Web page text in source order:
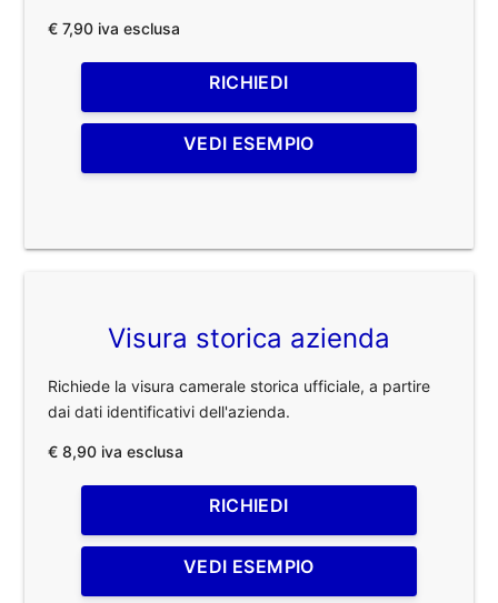
€ 7,90 iva esclusa
RICHIEDI
VEDI ESEMPIO
Visura storica azienda
Richiede la visura camerale storica ufficiale, a partire
dai dati identificativi dell'azienda.
€ 8,90 iva esclusa
RICHIEDI
VEDI ESEMPIO